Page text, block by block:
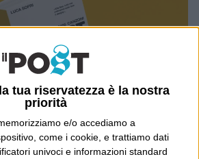
tua riservatezza è la nostra
priorità
e/o accediamo a
come i cookie, e trattiamo dati
univoci e informazioni standard